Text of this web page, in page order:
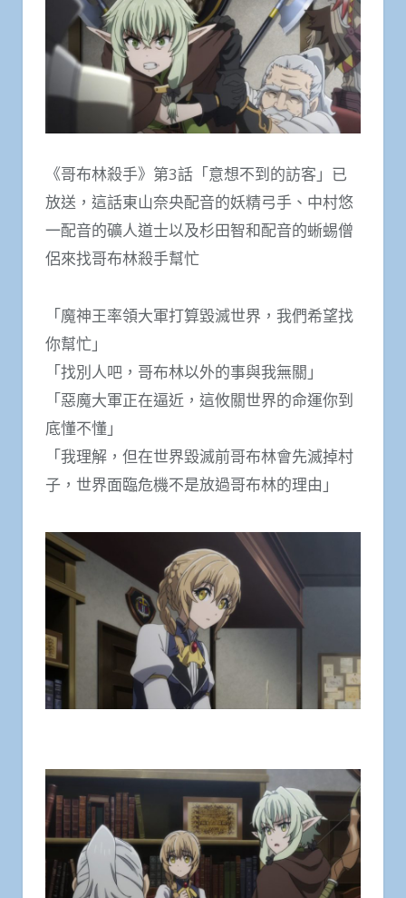
《哥布林殺手》第3話「意想不到的訪客」已
放送，這話東山奈央配音的妖精弓手、中村悠
一配音的礦人道士以及杉田智和配音的蜥蜴僧
侶來找哥布林殺手幫忙
「魔神王率領大軍打算毀滅世界，我們希望找
你幫忙」
「找別人吧，哥布林以外的事與我無關」
「惡魔大軍正在逼近，這攸關世界的命運你到
底懂不懂」
「我理解，但在世界毀滅前哥布林會先滅掉村
子，世界面臨危機不是放過哥布林的理由」